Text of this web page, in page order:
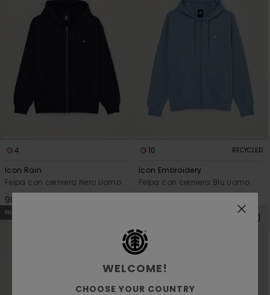
4
Icon Rain
Felpa con cerniera Nero Uomo
90,00 €
10 RECYCLED
Icon Embroidery
Felpa con cerniera Blu Uomo
NUOVI ARRIVI
WELCOME!
CHOOSE YOUR COUNTRY